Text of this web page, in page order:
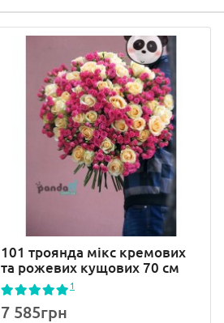
101 троянда мікс кремових
та рожевих кущових 70 см
1
7 585грн